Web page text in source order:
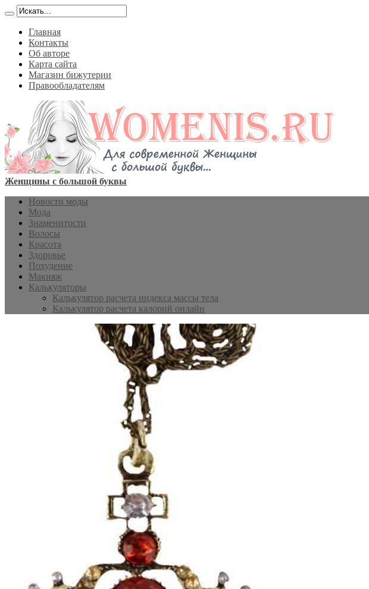
Главная
Контакты
Об авторе
Карта сайта
Магазин бижутерии
Правообладателям
Женщины с большой буквы
Новости моды
Мода
Знаменитости
Волосы
Красота
Здоровье
Похудение
Макияж
Калькуляторы
Калькулятор расчета индекса массы тела
Калькулятор расчета калорий онлайн